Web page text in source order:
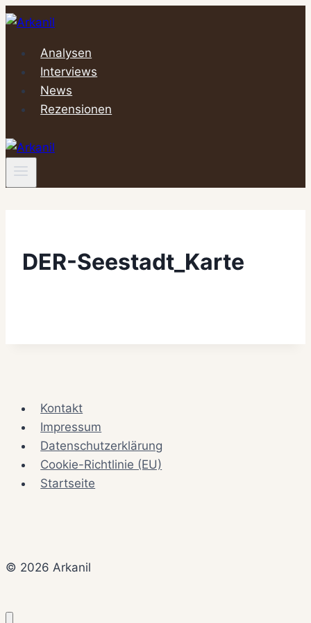
Zum
springenAnalysen
Interviews
News
Rezensionen
DER-Seestadt_Karte
Kontakt
Impressum
Datenschutzerklärung
Cookie-Richtlinie (EU)
Startseite
© 2026 Arkanil